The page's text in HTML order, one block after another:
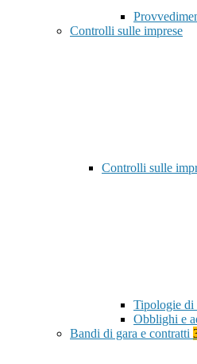
Controlli sulle imprese
Controlli sulle
Tipologie di
Obblighi e
Bandi di gara e contratti